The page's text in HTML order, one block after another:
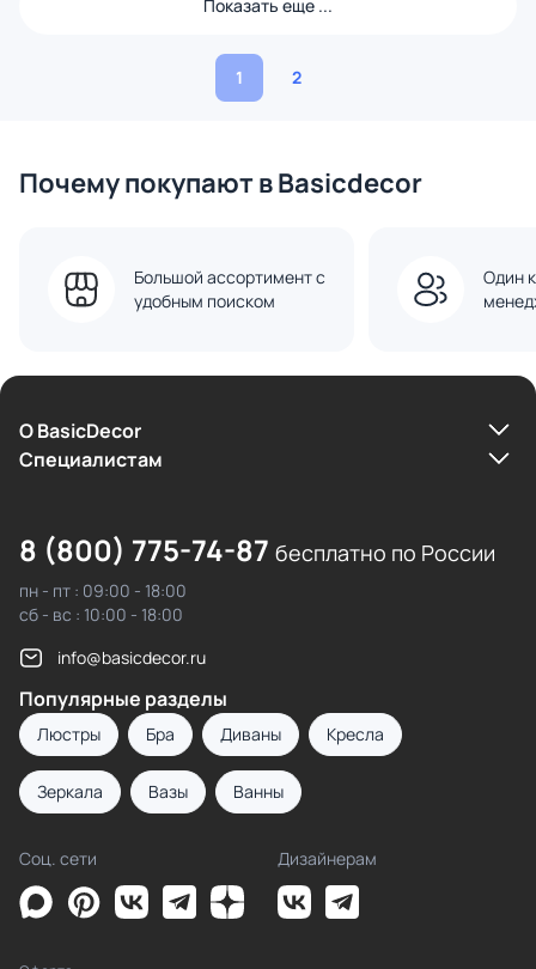
Показать еще ...
1 2
Почему покупают в Basicdecor
Большой ассортимент с
удобным поиском
Один
О BasicDecor
Cпециалистам
8 (800) 775-74-87 бесплатно по России
пн - пт : 09:00 - 18:00
сб - вс : 10:00 - 18:00
info@basicdecor.ru
Популярные разделы
Люстры Бра Диваны Кресла
Зеркала Вазы Ванны
Соц. сети Дизайнерам